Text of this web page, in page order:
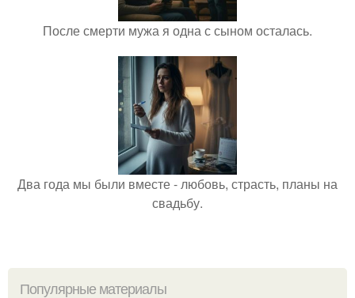
После смерти мужа я одна с сыном осталась.
Два года мы были вместе - любовь, страсть, планы на
свадьбу.
Популярные материалы